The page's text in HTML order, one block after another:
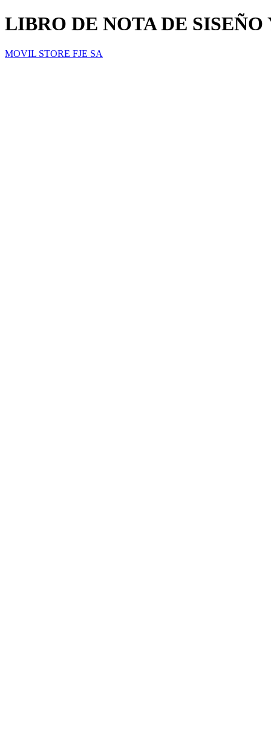
LIBRO DE NOTA DE
MOVIL STORE FJE SA